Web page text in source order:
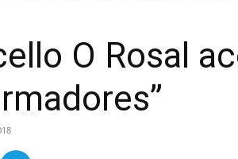
O Rosal